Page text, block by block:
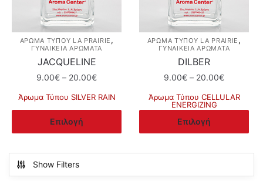
ΆΡΩΜΑ ΤΎΠΟΥ LA PRAIRIE ,
ΓΥΝΑΙΚΕΙΑ ΑΡΩΜΑΤΑ
JACQUELINE
9.00€ – 20.00€Price
9.00€
Άρωμα Τύπου SILVER RAIN
Επιλογή
Αυτό
το
έχει
πολλαπλές
ΆΡΩΜΑ ΤΎΠΟΥ LA PRAIRIE ,
ΓΥΝΑΙΚΕΙΑ ΑΡΩΜΑΤΑ
DILBER
9.00€ – 20.00€Price
9.00€
Άρωμα Τύπου CELLULAR
ENERGIZING
Επιλογή
Αυτό
το
πολλαπλές
Show Filters